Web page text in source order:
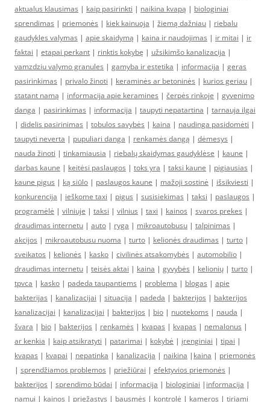
aktualus klausimas | kaip pasirinkti | naikina kvapą | biologiniai
sprendimas | priemonės | kiek kainuoja | žiemą dažniau | riebalu
gaudykles valymas | apie skaidymą | kaina ir naudojimas | ir mitai | ir
faktai | etapai perkant | rinktis kokybę | užsikimšo kanalizacija |
vamzdziu valymo granules | gamyba ir estetika | informacija | geras
pasirinkimas | privalo žinoti | keraminės ar betoninės | kurios geriau |
statant namą | informacija apie keramines | čerpės rinkoje | gyvenimo
danga | pasirinkimas | informacija | taupyti nepatartina | tarnauja ilgai
| didelis pasirinimas | tobulos savybės | kaina | naudinga pasidomėti |
taupyti neverta | pupuliari danga | renkamės dangą | dėmesys |
nauda žinoti | tinkamiausia | riebalų skaidymas gaudyklėse | kaune |
darbas kaune | keitėsi paslaugos | toks yra | taksi kaune | pigiausias |
kaune pigus | ką siūlo | paslaugos kaune | mažoji sostinė | išsikviesti |
konkurencija | ieškome taxi | pigus | susisiekimas | taksi | paslaugos |
programėlė | vilniuje | taksi | vilnius | taxi | kainos | svaros prekes |
draudimas internetu | auto | ryga | mikroautobusu | talpinimas |
akcijos | mikroautobusu nuoma | turto | kelionės draudimas | turto |
sveikatos | kelionės | kasko | civilinės atsakomybės | automobilio |
draudimas internetu | teisės aktai | kaina | gyvybės | kelionių | turto |
tpvca | kasko | padeda taupantiems | problema | blogas | apie
bakterijas | kanalizacijai | situacija | padeda | bakterijos | bakterijos
kanalizacijai | kanalizacijai | bakterijos | bio | nuotekoms | nauda |
švara | bio | bakterijos | renkamės | kvapas | kvapas | nemalonus |
ar kenkia | kaip atsikratyti | patarimai | kokybė | įrenginiai | tipai |
kvapas | kvapai | nepatinka | kanalizacija | naikina | kaina | priemonės
| sprendžiamos problemos | priežiūrai | efektyvios priemonės |
bakterijos | sprendimo būdai | informacija | biologiniai | informacija |
namui | kainos | priežastys | bausmės | kontrolė | kameros | tiriami